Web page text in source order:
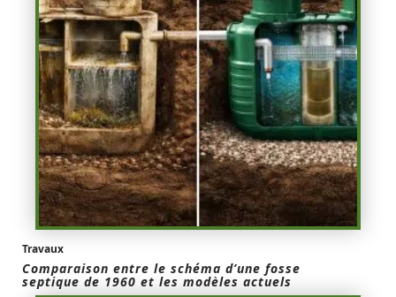
Travaux
Comparaison entre le schéma d’une fosse
septique de 1960 et les modèles actuels